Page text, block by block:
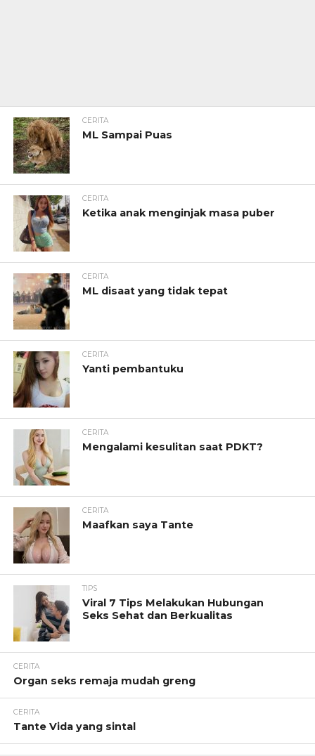
CERITA
ML Sampai Puas
CERITA
Ketika anak menginjak masa puber
CERITA
ML disaat yang tidak tepat
CERITA
Yanti pembantuku
CERITA
Mengalami kesulitan saat PDKT?
CERITA
Maafkan saya Tante
TIPS
Viral 7 Tips Melakukan Hubungan
Seks Sehat dan Berkualitas
CERITA
Organ seks remaja mudah greng
CERITA
Tante Vida yang sintal